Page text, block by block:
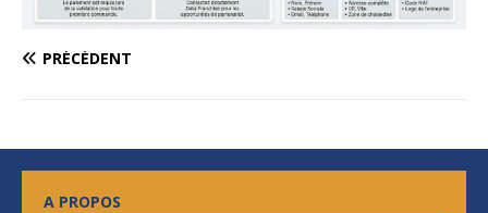
PRÉCÉDENT
A PROPOS